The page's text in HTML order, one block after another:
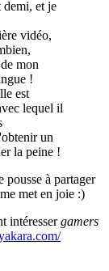
demi, et je
vidéo,
mon
!
est
lequel il
un
la peine !
pousse à partager
met en joie :)
intéressergamers